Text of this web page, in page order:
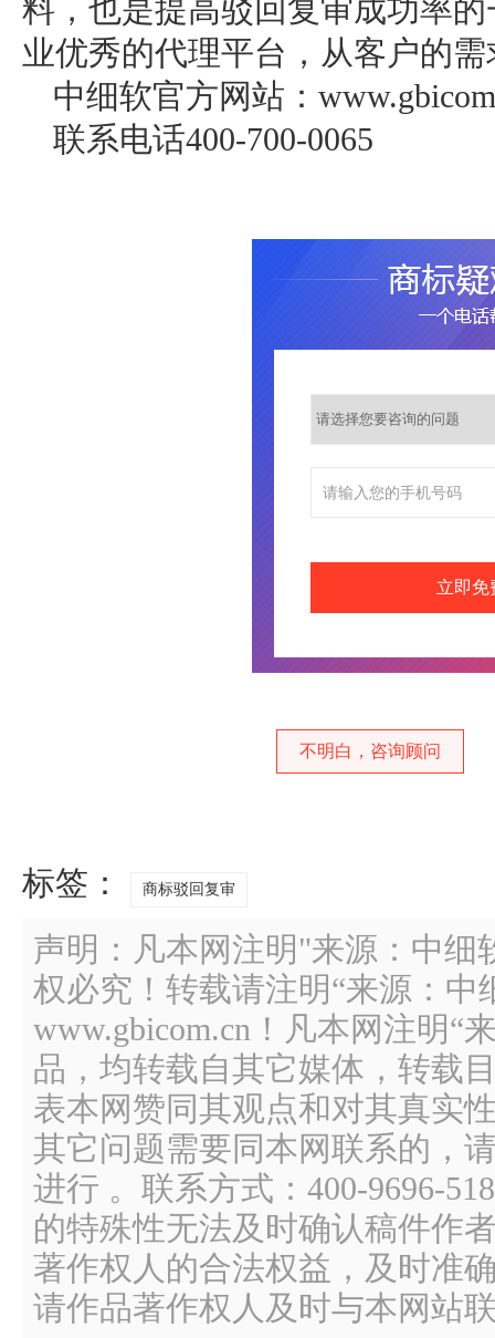
料，也是提高驳回复审成功率
业优秀的代理平台，从客户的
中细软官方网站：
联系电话400-700-0065
立即免
不明白，咨询顾问
标签： 商标驳回复审
声明：凡本网注明"来源：中细
权必究！转载请注明“来源：中
www.gbicom.cn！凡本网注明“
品，均转载自其它媒体，转载
表本网赞同其观点和对其真实
其它问题需要同本网联系的，
进行 。联系方式：400-9696-
的特殊性无法及时确认稿件作
著作权人的合法权益，及时准
请作品著作权人及时与本网站